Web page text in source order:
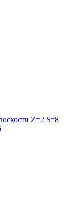
Z=2 S=8